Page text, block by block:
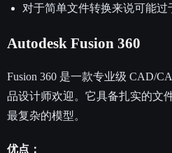
对于简单文件转换来说可能过
Autodesk Fusion 360
Fusion 360 是一款专业级 CAD/
品设计师欢迎。它具备扎实的文
最复杂的模型。
优点：